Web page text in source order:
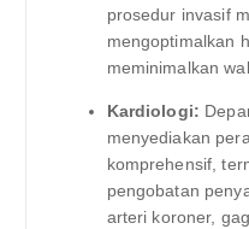
prosedur invasif
mengoptimalkan
meminimalkan
Kardiologi:
menyediakan
komprehensif,
pengobatan
arteri koroner,